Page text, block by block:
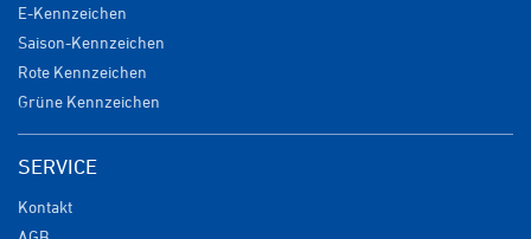
E-Kennzeichen
Saison-Kennzeichen
Rote Kennzeichen
Grüne Kennzeichen
SERVICE
Kontakt